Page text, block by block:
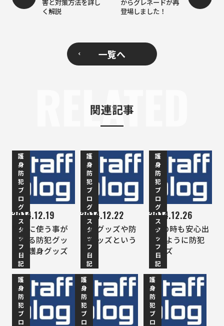
く解説
登場しました！
一覧へ
関連記事
RELATED
護
身
防
犯
ブ
ロ
グ
ス
タ
ッ
フ
日
記
2014.12.19
簡単に使う事が
出来る防犯グッ
ズ、護身グッズ
護
身
防
犯
ブ
ロ
グ
ス
タ
ッ
フ
日
記
2014.12.22
護身グッズや防
犯グッズという
備え
護
身
防
犯
ブ
ロ
グ
ス
タ
ッ
フ
日
記
2014.12.26
1人の時も安心出
来るように防犯
グッズ
護
身
防
犯
ブ
ロ
護
身
防
犯
ブ
ロ
護
身
防
犯
ブ
ロ